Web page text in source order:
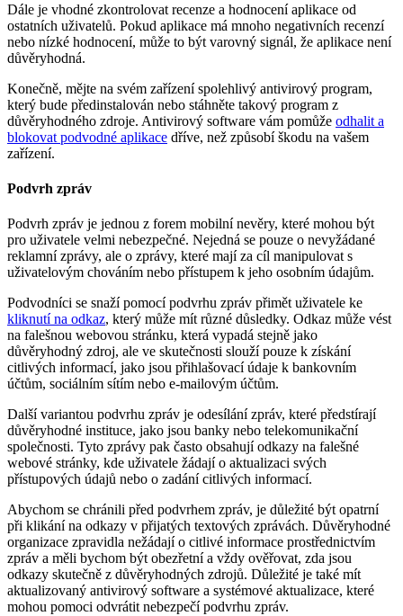
Dále je vhodné zkontrolovat recenze a hodnocení aplikace od
ostatních uživatelů. Pokud aplikace má mnoho negativních recenzí
nebo nízké hodnocení, může to být varovný signál, že aplikace není
důvěryhodná.
Konečně, mějte na svém zařízení spolehlivý antivirový program,
který bude předinstalován nebo stáhněte takový program z
důvěryhodného zdroje. Antivirový software vám pomůže odhalit a
blokovat podvodné aplikace dříve, než způsobí škodu na vašem
zařízení.
Podvrh zpráv
Podvrh zpráv je jednou z forem mobilní nevěry, které mohou být
pro uživatele velmi nebezpečné. Nejedná se pouze o nevyžádané
reklamní zprávy, ale o zprávy, které mají za cíl manipulovat s
uživatelovým chováním nebo přístupem k jeho osobním údajům.
Podvodníci se snaží pomocí podvrhu zpráv přimět uživatele ke
kliknutí na odkaz, který může mít různé důsledky. Odkaz může vést
na falešnou webovou stránku, která vypadá stejně jako
důvěryhodný zdroj, ale ve skutečnosti slouží pouze k získání
citlivých informací, jako jsou přihlašovací údaje k bankovním
účtům, sociálním sítím nebo e-mailovým účtům.
Další variantou podvrhu zpráv je odesílání zpráv, které předstírají
důvěryhodné instituce, jako jsou banky nebo telekomunikační
společnosti. Tyto zprávy pak často obsahují odkazy na falešné
webové stránky, kde uživatele žádají o aktualizaci svých
přístupových údajů nebo o zadání citlivých informací.
Abychom se chránili před podvrhem zpráv, je důležité být opatrní
při klikání na odkazy v přijatých textových zprávách. Důvěryhodné
organizace zpravidla nežádají o citlivé informace prostřednictvím
zpráv a měli bychom být obezřetní a vždy ověřovat, zda jsou
odkazy skutečně z důvěryhodných zdrojů. Důležité je také mít
aktualizovaný antivirový software a systémové aktualizace, které
mohou pomoci odvrátit nebezpečí podvrhu zpráv.